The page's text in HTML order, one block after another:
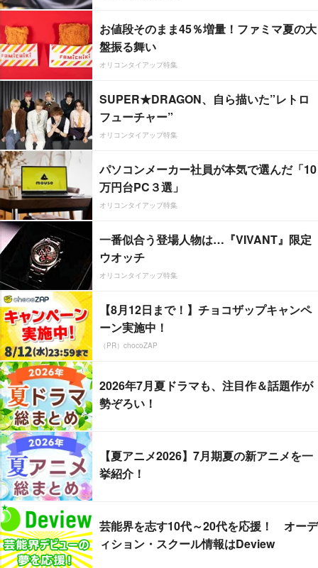
お値段そのまま45％増量！ファミマ夏の大
盤振る舞い
オリコンタイアップ特集
SUPER★DRAGON、自ら描いた”レトロ
フューチャー”
オリコンタイアップ特集
パソコンメーカー社員が本気で選んだ「10
万円台PC３選」
オリコンタイアップ特集
一番似合う登場人物は…『VIVANT』限定
ウオッチ
オリコンタイアップ特集
【8月12日まで！】チョコザップキャンペ
ーン実施中！
（PR）chocoZAP
2026年7月夏ドラマも、注目作＆話題作が
勢ぞろい！
【夏アニメ2026】7月期夏の新アニメを一
挙紹介！
芸能界を志す10代～20代を応援！ オーデ
ィション・スクール情報はDeview